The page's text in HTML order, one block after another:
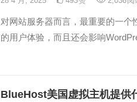
对网站服务器而言，最重要的一个
的用户体验，而且还会影响
BlueHost美国虚拟主机提供